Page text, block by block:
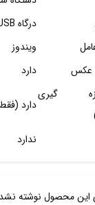
درگاه USB
ویندوز
عکس
دارد
گیری
دارد
ندارد
این محصول نوشته